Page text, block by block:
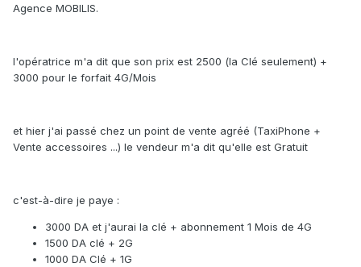
Agence MOBILIS.
l'opératrice m'a dit que son prix est 2500 (la Clé seulement) +
3000 pour le forfait 4G/Mois
et hier j'ai passé chez un point de vente agréé (TaxiPhone +
Vente accessoires ...) le vendeur m'a dit qu'elle est Gratuit
c'est-à-dire je paye :
3000 DA et j'aurai la clé + abonnement 1 Mois de 4G
1500 DA clé + 2G
1000 DA Clé + 1G